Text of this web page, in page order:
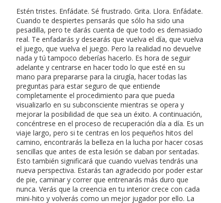
Estén tristes. Enfádate. Sé frustrado. Grita. Llora. Enfádate.
Cuando te despiertes pensarás que sólo ha sido una
pesadilla, pero te darás cuenta de que todo es demasiado
real. Te enfadarás y desearás que vuelva el día, que vuelva
el juego, que vuelva el juego. Pero la realidad no devuelve
nada y tú tampoco deberías hacerlo. Es hora de seguir
adelante y centrarse en hacer todo lo que esté en su
mano para prepararse para la cirugía, hacer todas las
preguntas para estar seguro de que entiende
completamente el procedimiento para que pueda
visualizarlo en su subconsciente mientras se opera y
mejorar la posibilidad de que sea un éxito. A continuación,
concéntrese en el proceso de recuperación día a día. Es un
viaje largo, pero si te centras en los pequeños hitos del
camino, encontrarás la belleza en la lucha por hacer cosas
sencillas que antes de esta lesión se daban por sentadas.
Esto también significará que cuando vuelvas tendrás una
nueva perspectiva. Estarás tan agradecido por poder estar
de pie, caminar y correr que entrenarás más duro que
nunca. Verás que la creencia en tu interior crece con cada
mini-hito y volverás como un mejor jugador por ello. La